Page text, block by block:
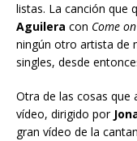
listas. La canción que
Aguilera con Come
ningún otro artista de
singles, desde
Otra de las cosas que
vídeo, dirigido por
gran vídeo de la